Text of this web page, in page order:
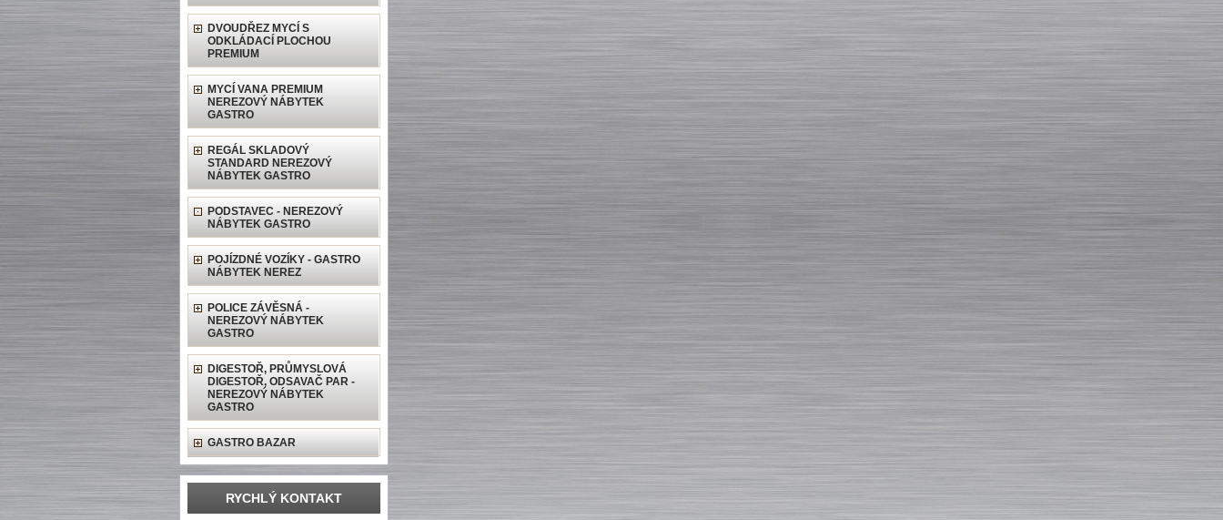
DVOUDŘEZ MYCÍ S
ODKLÁDACÍ PLOCHOU
PREMIUM
MYCÍ VANA PREMIUM
NEREZOVÝ NÁBYTEK
GASTRO
REGÁL SKLADOVÝ
STANDARD NEREZOVÝ
NÁBYTEK GASTRO
PODSTAVEC - NEREZOVÝ
NÁBYTEK GASTRO
POJÍZDNÉ VOZÍKY - GASTRO
NÁBYTEK NEREZ
POLICE ZÁVĚSNÁ -
NEREZOVÝ NÁBYTEK
GASTRO
DIGESTOŘ, PRŮMYSLOVÁ
DIGESTOŘ, ODSAVAČ PAR -
NEREZOVÝ NÁBYTEK
GASTRO
GASTRO BAZAR
RYCHLÝ KONTAKT